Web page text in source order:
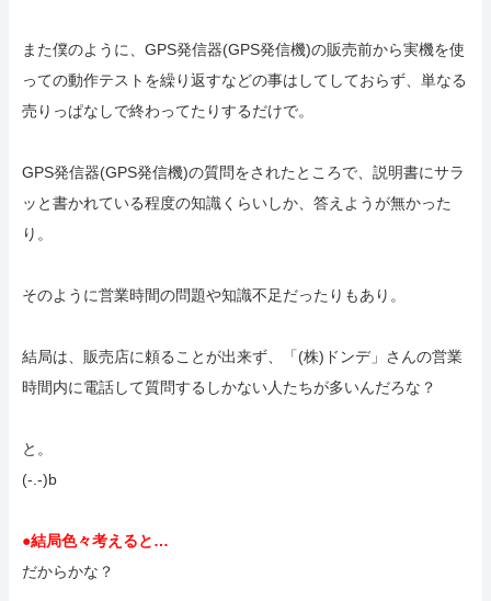
また僕のように、GPS発信器(GPS発信機)の販売前から実機を使
っての動作テストを繰り返すなどの事はしてしておらず、単なる
売りっぱなしで終わってたりするだけで。
GPS発信器(GPS発信機)の質問をされたところで、説明書にサラ
ッと書かれている程度の知識くらいしか、答えようが無かった
り。
そのように営業時間の問題や知識不足だったりもあり。
結局は、販売店に頼ることが出来ず、「(株)ドンデ」さんの営業
時間内に電話して質問するしかない人たちが多いんだろな？
と。
(-.-)b
●結局色々考えると…
だからかな？